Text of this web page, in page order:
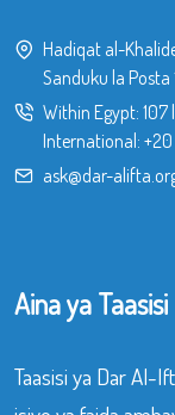
Hadiqat al-
Sanduku la Posta
Within Egypt: 107|
International:
ask@dar-
Aina ya Taasisi
Taasisi ya Dar Al-